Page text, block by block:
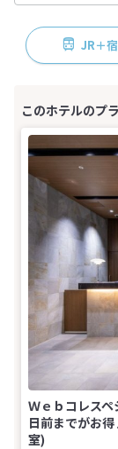
JR＋
Ｗｅｂコレス
日前までがお
室)